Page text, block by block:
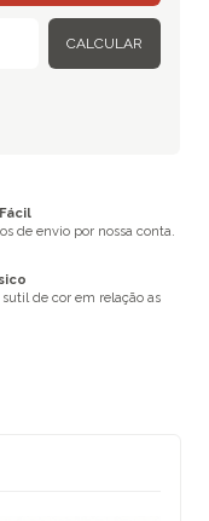
CALCULAR
de envio por nossa conta.
de cor em relação as